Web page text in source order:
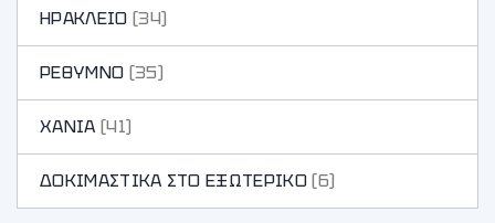
ΗΡΑΚΛΕΙΟ (34)
ΡΕΘΥΜΝΟ (35)
ΧΑΝΙA (41)
ΔΟΚΙΜΑΣΤΙΚΑ ΣΤΟ ΕΞΩΤΕΡΙΚΟ(6)